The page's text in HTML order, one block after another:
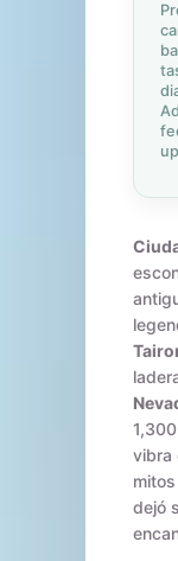
vibra
dejó